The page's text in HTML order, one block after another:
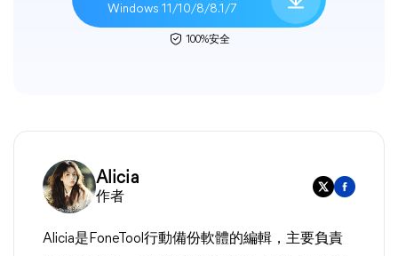
Windows 11/10/8/8.1/7
100%安全
Alicia
作者
Alicia是FoneTool行動備份軟體的編輯，主要負責